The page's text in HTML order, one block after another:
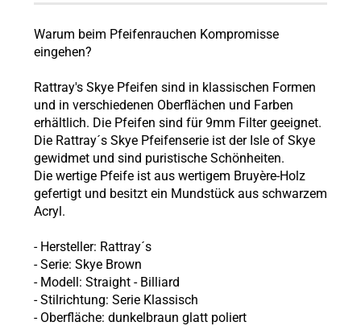
Warum beim Pfeifenrauchen Kompromisse
eingehen?
Rattray's Skye Pfeifen sind in klassischen Formen
und in verschiedenen Oberflächen und Farben
erhältlich. Die Pfeifen sind für 9mm Filter geeignet.
Die Rattray´s Skye Pfeifenserie ist der Isle of Skye
gewidmet und sind puristische Schönheiten.
Die wertige Pfeife ist aus wertigem Bruyère-Holz
gefertigt und besitzt ein Mundstück aus schwarzem
Acryl.
- Hersteller: Rattray´s
- Serie: Skye Brown
- Modell: Straight - Billiard
- Stilrichtung: Serie Klassisch
- Oberfläche: dunkelbraun glatt poliert